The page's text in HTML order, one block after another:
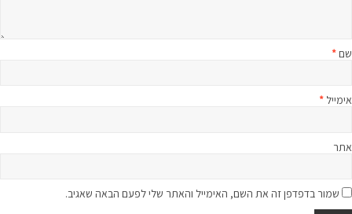
שם*
אימייל *
אתר
שמור בדפדפן זה את השם, האימייל והאתר שלי לפעם הבאה שאגיב.